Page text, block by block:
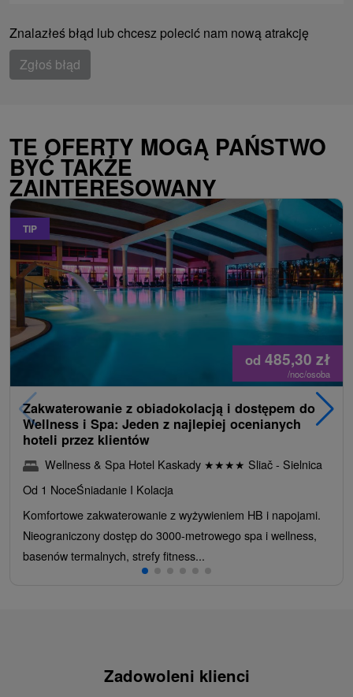
Znalazłeś błąd lub chcesz polecić nam nową atrakcję
Zgłoś błąd
TE OFERTY MOGĄ PAŃSTWO
BYĆ TAKŻE
ZAINTERESOWANY
TIP
od 485,30 zł
/noc/osoba
Zakwaterowanie z obiadokolacją i dostępem do
Wellness i Spa: Jeden z najlepiej ocenianych
hoteli przez klientów
Wellness & Spa Hotel Kaskady ★★★★ Sliač - Sielnica
Od 1 NoceŚniadanie I Kolacja
Komfortowe zakwaterowanie z wyżywieniem HB i napojami.
Nieograniczony dostęp do 3000-metrowego spa i wellness,
basenów termalnych, strefy fitness...
Zadowoleni klienci